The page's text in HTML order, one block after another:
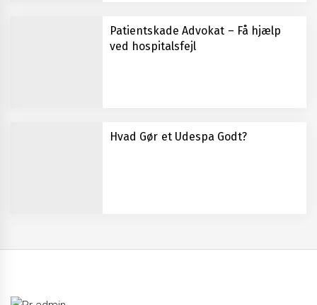
Patientskade Advokat – Få hjælp
ved hospitalsfejl
Hvad Gør et Udespa Godt?